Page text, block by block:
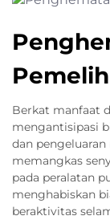
Berkat manfaat
mengantisipasi
dan
memangkas
pada peralatan
menghabiskan
beraktivitas